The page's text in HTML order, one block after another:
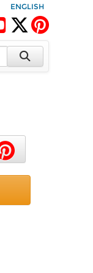
ENGLISH